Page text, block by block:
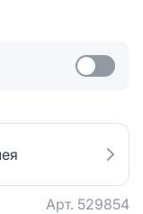
Арт. 529854